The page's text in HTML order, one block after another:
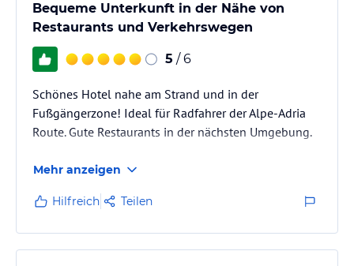
Bequeme Unterkunft in der Nähe von
Restaurants und Verkehrswegen
5 / 6
Schönes Hotel nahe am Strand und in der
Fußgängerzone! Ideal für Radfahrer der Alpe-Adria
Route. Gute Restaurants in der nächsten Umgebung.
Mehr anzeigen
Hilfreich Teilen